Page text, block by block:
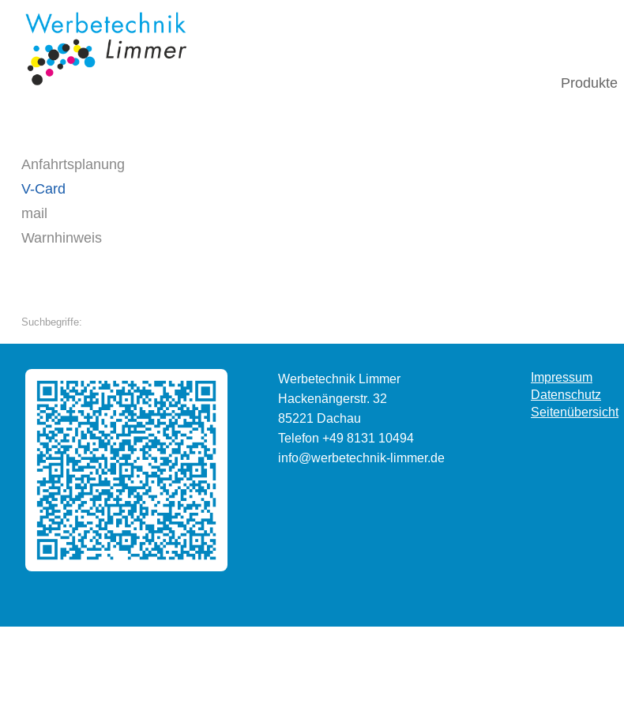
Produkte
Anfahrtsplanung
V-Card
mail
Warnhinweis
Suchbegriffe:
Werbetechnik Limmer
Hackenängerstr. 32
85221 Dachau
Telefon +49 8131 10494
info@werbetechnik-limmer.de
Impressum
Datenschutz
Seitenübersicht